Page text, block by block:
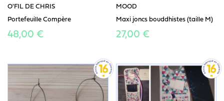
O'FIL DE CHRIS
Portefeuille Compère
48,00 €
MOOD
Maxi joncs bouddhistes (taille M)
27,00 €